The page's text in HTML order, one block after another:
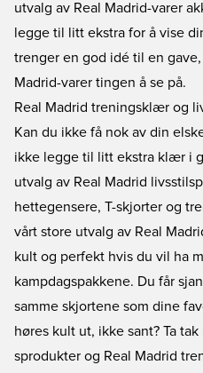
utvalg av Real Madrid-varer
legge til litt ekstra for å vise
trenger en god idé til en gave,
Madrid-varer tingen å se på.
Real Madrid treningsklær og
Kan du ikke få nok av din
ikke legge til litt ekstra klær i
utvalg av Real Madrid
hettegensere, T-skjorter og
vårt store utvalg av Real
kult og perfekt hvis du vil ha
kampdagspakkene. Du får
samme skjortene som dine
høres kult ut, ikke sant? Ta tak
sprodukter og Real Madrid